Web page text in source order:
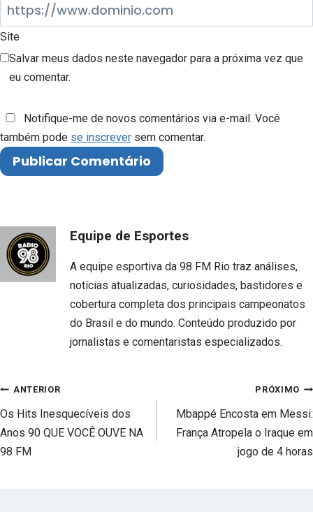
Site
Salvar meus dados neste navegador para a próxima vez que
eu comentar.
Notifique-me de novos comentários via e-mail. Você
também pode se inscrever sem comentar.
Equipe de Esportes
A equipe esportiva da 98 FM Rio traz análises,
notícias atualizadas, curiosidades, bastidores e
cobertura completa dos principais campeonatos
do Brasil e do mundo. Conteúdo produzido por
jornalistas e comentaristas especializados.
Navegação
de
Post
ANTERIOR
Os Hits Inesquecíveis dos
Anos 90 QUE VOCÊ OUVE NA
98 FM
PRÓXIMO
Mbappé Encosta em Messi:
França Atropela o Iraque em
jogo de 4 horas